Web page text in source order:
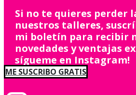
Si no te quieres perder
nuestros talleres,
mi boletín para recibir
novedades y ventajas
sígueme en Instagram!
ME SUSCRIBO GRATIS